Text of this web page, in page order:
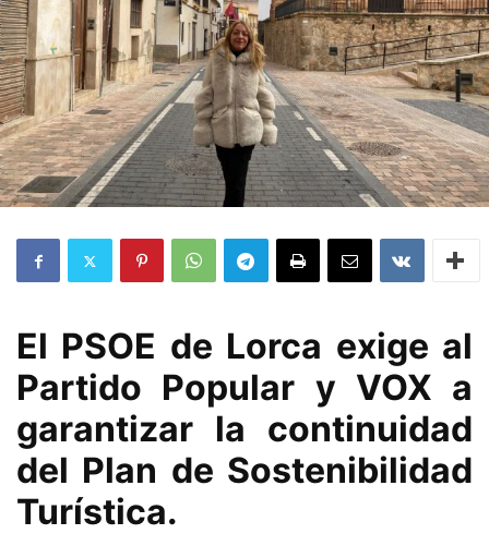
El PSOE de Lorca exige al
Partido Popular y VOX a
garantizar la continuidad
del Plan de Sostenibilidad
Turística.